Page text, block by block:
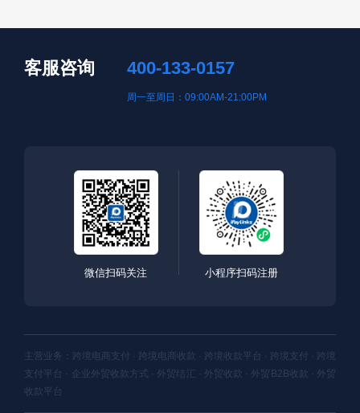
客服咨询 400-133-0157
周一至周日：09:00AM-21:00PM
微信扫码关注 小程序扫码注册
主营业务：跨境电商支付 · 跨境电商收款 · 跨境收款平台 · 跨境支付 · 跨境
支付平台 · 企业外贸收款方式 · 外贸结汇 · 外贸收款 · 外贸B2B收款 · 外贸
收款平台